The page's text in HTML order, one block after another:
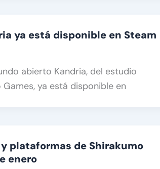
ya está disponible en Steam
abierto Kandria, del estudio
ya está disponible en
plataformas de Shirakumo
enero